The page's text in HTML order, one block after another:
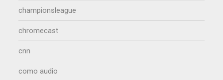
championsleague
chromecast
cnn
como audio